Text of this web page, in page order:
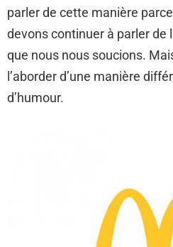
parler de cette manière
devons continuer à parler
que nous nous soucions.
l’aborder d’une manière
d’humour.